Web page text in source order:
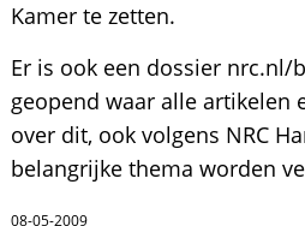
Kamer te zetten.
Er is ook een dossier
geopend waar alle artikelen
over dit, ook volgens NRC
belangrijke thema worden
08-05-2009